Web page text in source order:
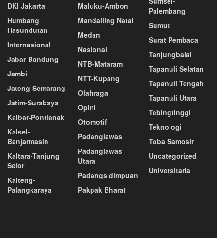
DKI Jakarta
Humbang
Hasundutan
Internasional
Jabar-Bandung
Jambi
Jateng-Semarang
Jatim-Surabaya
Kalbar-Pontianak
Kalsel-
Banjarmasin
Kaltara-Tanjung
Selor
Kalteng-
Palangkaraya
Maluku-Ambon
Mandailing Natal
Medan
Nasional
NTB-Mataram
NTT-Kupang
Olahraga
Opini
Otomotif
Padanglawas
Padanglawas
Utara
Padangsidimpuan
Pakpak Bharat
Palembang
Sumut
Surat Pembaca
Tanjungbalai
Tapanuli Selatan
Tapanuli Tengah
Tapanuli Utara
Tebingtinggi
Teknologi
Toba Samosir
Uncategorized
Universitaria